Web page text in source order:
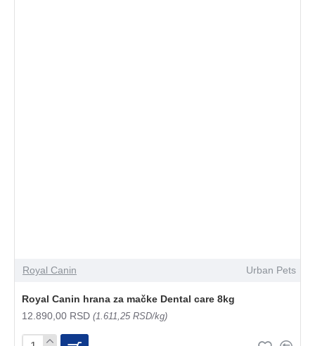
Royal Canin Urban Pets
Royal Canin hrana za mačke Dental care 8kg
12.890,00 RSD (1.611,25 RSD/kg)